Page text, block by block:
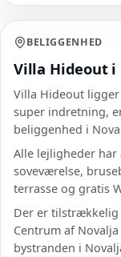
BELIGGENHED
Villa Hideout i
Villa Hideout
super indretning,
beliggenhed i
Alle lejligheder
soveværelse,
terrasse og gratis
Der er tilstrækkelig
Centrum af
bystranden i